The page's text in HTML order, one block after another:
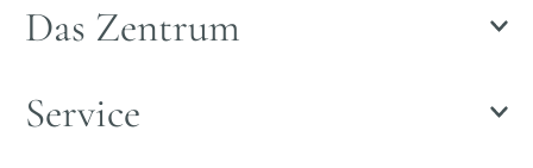
Das Zentrum
Service